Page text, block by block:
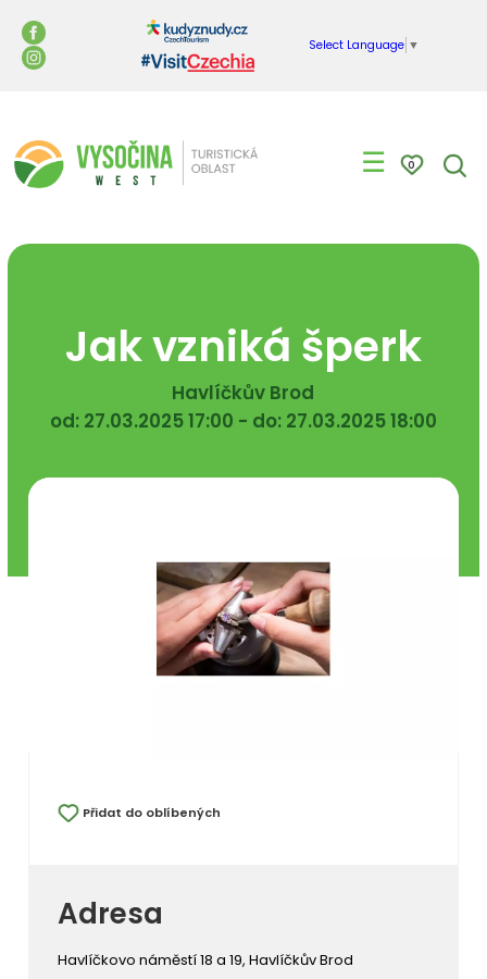
Select Language ▼
☰ 0
Jak vzniká šperk
Havlíčkův Brod
od: 27.03.2025 17:00 - do: 27.03.2025 18:00
Přidat do oblíbených
Adresa
Havlíčkovo náměstí 18 a 19, Havlíčkův Brod